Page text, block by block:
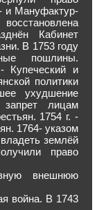
и Мануфактур-
Кабинет
В 1753 году
пошлины.
Купеческий и
политики
ухудшение
лицам
1754 г. -
1764- указом
землёй
право
внешнюю
война. В 1743